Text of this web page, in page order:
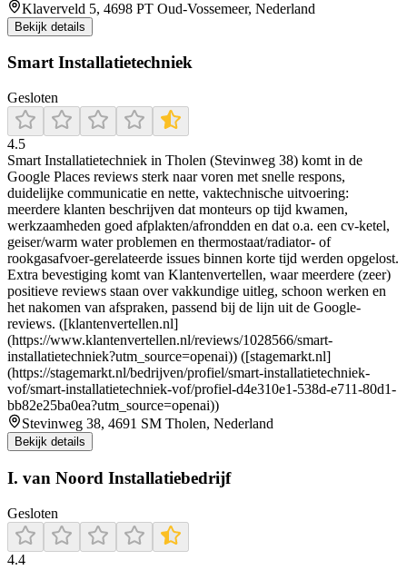
Klaverveld 5, 4698 PT Oud-Vossemeer, Nederland
Bekijk details
Smart Installatietechniek
Gesloten
4.5
Smart Installatietechniek in Tholen (Stevinweg 38) komt in de
Google Places reviews sterk naar voren met snelle respons,
duidelijke communicatie en nette, vaktechnische uitvoering:
meerdere klanten beschrijven dat monteurs op tijd kwamen,
werkzaamheden goed afplakten/afrondden en dat o.a. een cv-ketel,
geiser/warm water problemen en thermostaat/radiator- of
rookgasafvoer-gerelateerde issues binnen korte tijd werden opgelost.
Extra bevestiging komt van Klantenvertellen, waar meerdere (zeer)
positieve reviews staan over vakkundige uitleg, schoon werken en
het nakomen van afspraken, passend bij de lijn uit de Google-
reviews. ([klantenvertellen.nl]
(https://www.klantenvertellen.nl/reviews/1028566/smart-
installatietechniek?utm_source=openai)) ([stagemarkt.nl]
(https://stagemarkt.nl/bedrijven/profiel/smart-installatietechniek-
vof/smart-installatietechniek-vof/profiel-d4e310e1-538d-e711-80d1-
bb82e25ba0ea?utm_source=openai))
Stevinweg 38, 4691 SM Tholen, Nederland
Bekijk details
I. van Noord Installatiebedrijf
Gesloten
4.4